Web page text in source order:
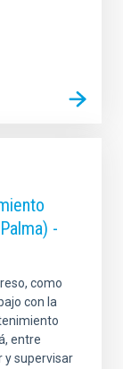
-
como
con la
entre
y supervisar